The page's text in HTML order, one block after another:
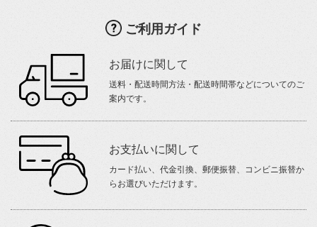
ご利用ガイド
お届けに関して
送料・配送時間方法・配送時間帯などについてのご
案内です。
お支払いに関して
カード払い、代金引換、郵便振替、コンビニ振替か
らお選びいただけます。